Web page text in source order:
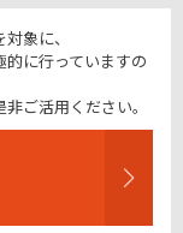
象に、
に行っていますの
ご活用ください。